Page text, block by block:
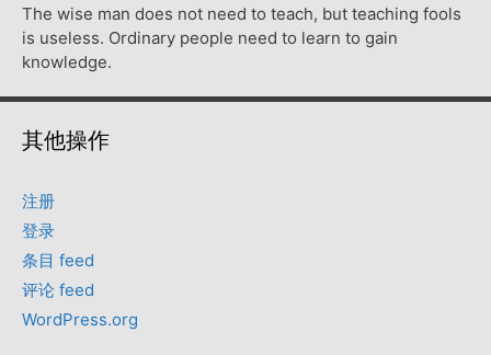
The wise man does not need to teach, but teaching fools
is useless. Ordinary people need to learn to gain
knowledge.
其他操作
注册
登录
条目 feed
评论 feed
WordPress.org